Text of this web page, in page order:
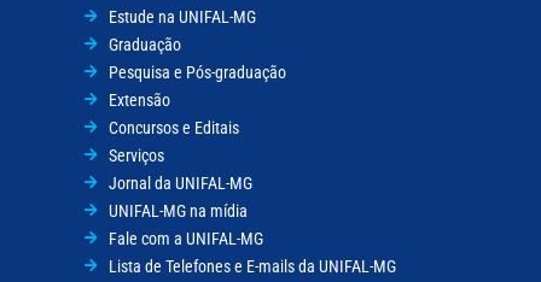
Estude na UNIFAL-MG
Graduação
Pesquisa e Pós-graduação
Extensão
Concursos e Editais
Serviços
Jornal da UNIFAL-MG
UNIFAL-MG na mídia
Fale com a UNIFAL-MG
Lista de Telefones e E-mails da UNIFAL-MG